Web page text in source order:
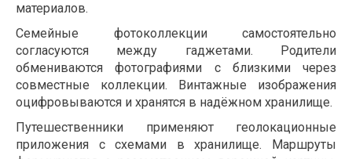
материалов.
Семейные фотоколлекции самостоятельно
согласуются между гаджетами. Родители
обмениваются фотографиями с близкими через
совместные коллекции. Винтажные изображения
оцифровываются и хранятся в надёжном хранилище.
Путешественники применяют геолокационные
приложения с схемами в хранилище. Маршруты